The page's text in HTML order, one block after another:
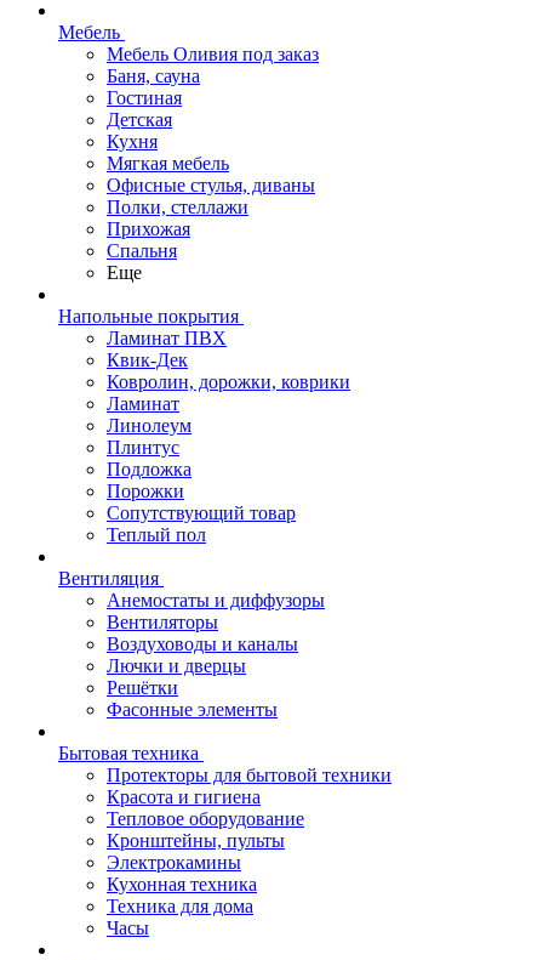
Мебель
Мебель Оливия под заказ
Баня, сауна
Гостиная
Детская
Кухня
Мягкая мебель
Офисные стулья, диваны
Полки, стеллажи
Прихожая
Спальня
Еще
Напольные покрытия
Ламинат ПВХ
Квик-Дек
Ковролин, дорожки, коврики
Ламинат
Линолеум
Плинтус
Подложка
Порожки
Сопутствующий товар
Теплый пол
Вентиляция
Анемостаты и диффузоры
Вентиляторы
Воздуховоды и каналы
Лючки и дверцы
Решётки
Фасонные элементы
Бытовая техника
Протекторы для бытовой техники
Красота и гигиена
Тепловое оборудование
Кронштейны, пульты
Электрокамины
Кухонная техника
Техника для дома
Часы